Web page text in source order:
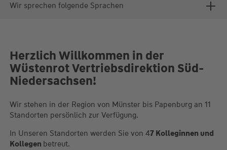
Wir sprechen folgende Sprachen
Herzlich Willkommen in der
Wüstenrot Vertriebsdirektion Süd-
Niedersachsen!
Wir stehen in der Region von Münster bis Papenburg an 11
Standorten persönlich zur Verfügung.
In Unseren Standorten werden Sie von 47 Kolleginnen und
Kollegen betreut.